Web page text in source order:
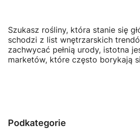
Szukasz rośliny, która stanie się
schodzi z list wnętrzarskich
zachwycać pełnią urody, istotna
marketów, które często borykają
Podkategorie